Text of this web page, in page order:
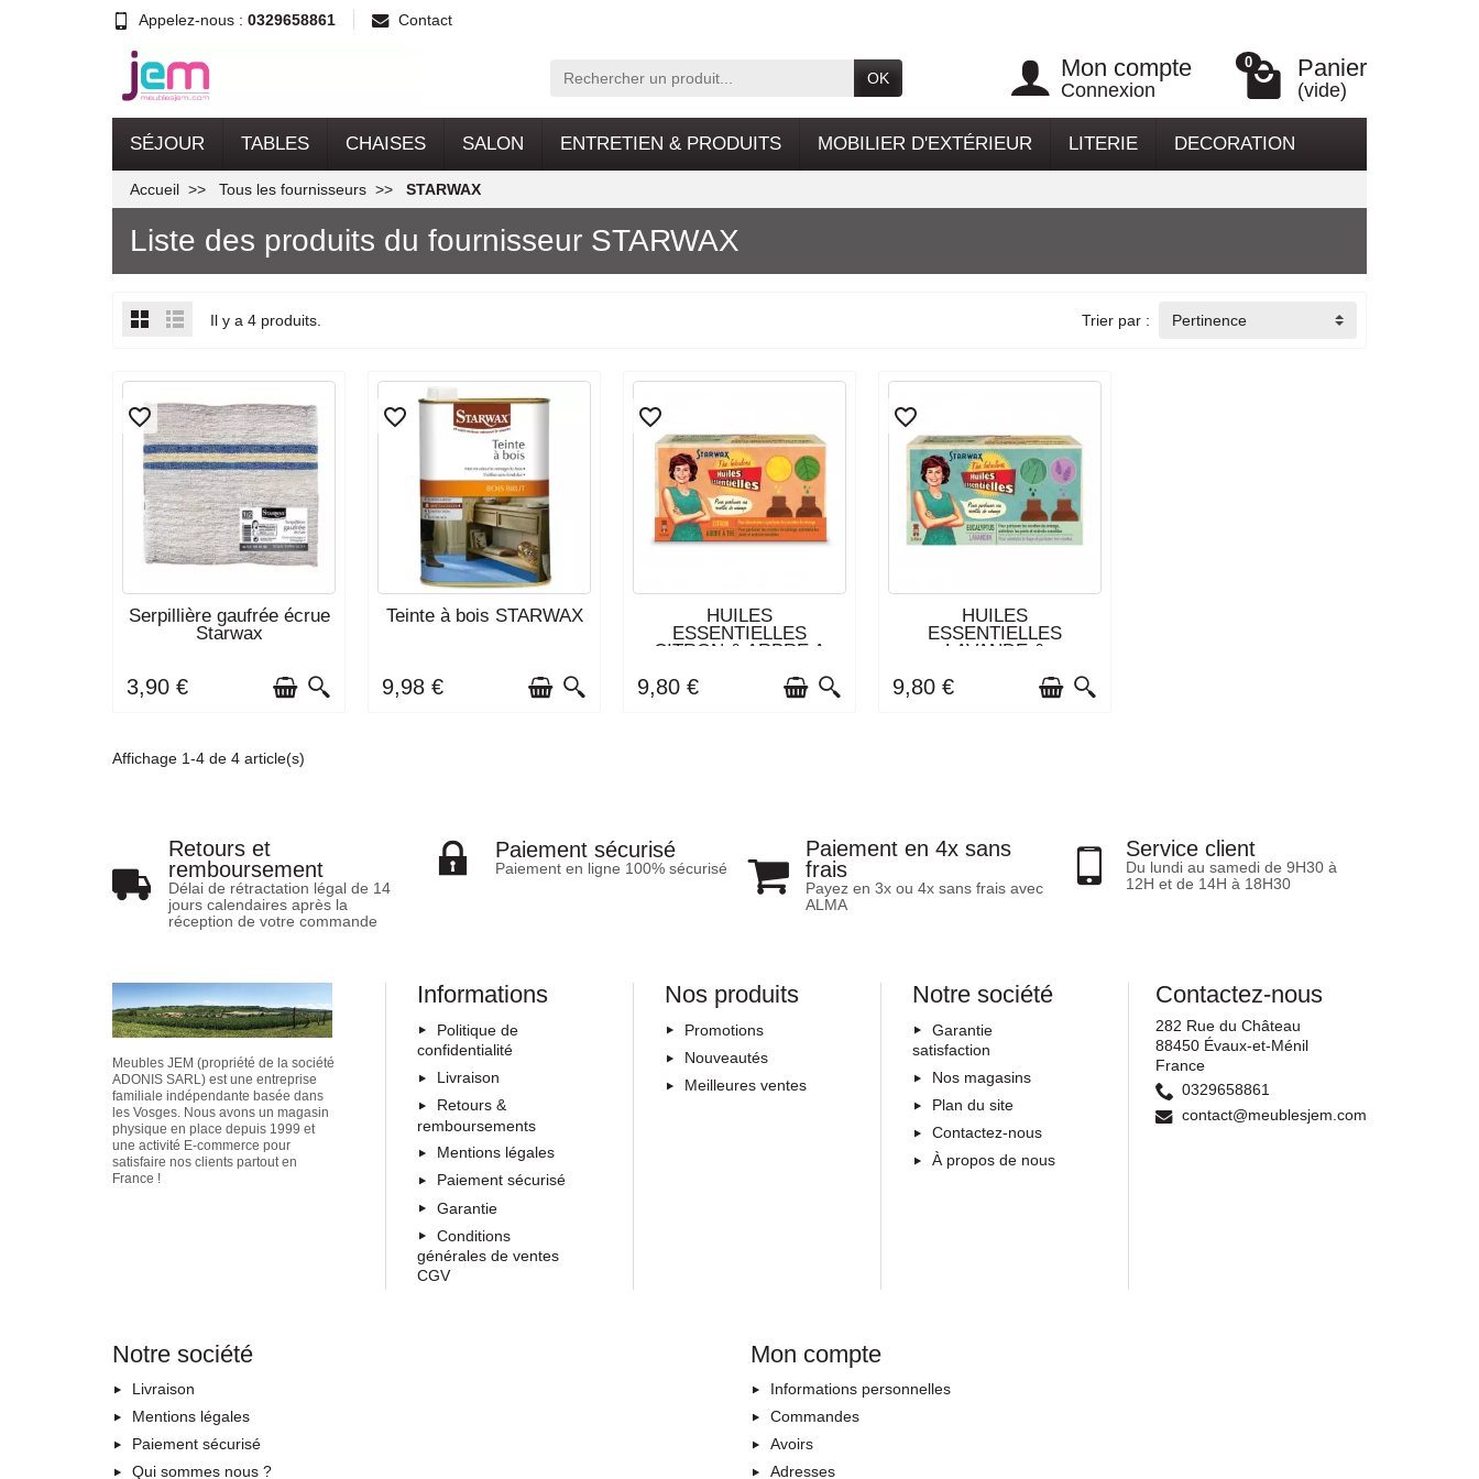
Appelez-nous : 0329658861 Contact
OK Mon compte
Connexion
0 Panier
(vide)
SÉJOUR TABLES CHAISES SALON ENTRETIEN & PRODUITS MOBILIER D'EXTÉRIEUR LITERIE DECORATION
Accueil Tous les fournisseurs STARWAX
Liste des produits du fournisseur STARWAX
Il y a 4 produits. Trier par : Pertinence
EN STOCK
favorite_border
Serpillière gaufrée écrue
Starwax
3,90 €
DÉLAI DE LIVRAISON : 3 À 4
favorite_border
Teinte à bois STARWAX
9,98 €
DERNIERS ARTICLES EN
STOCK
favorite_border
HUILES
ESSENTIELLES
CITRON & ARBRE A
9,80 €
DERNIERS ARTICLES EN
STOCK
favorite_border
HUILES
ESSENTIELLES
LAVANDE &
9,80 €
Affichage 1-4 de 4 article(s)
Retours et
remboursement
Délai de rétractation légal de 14
jours calendaires après la
réception de votre commande
Paiement sécurisé
Paiement en ligne 100% sécurisé
Paiement en 4x sans
frais
Payez en 3x ou 4x sans frais avec
ALMA
Service client
Du lundi au samedi de 9H30 à
12H et de 14H à 18H30
Meubles JEM (propriété de la société
ADONIS SARL) est une entreprise
familiale indépendante basée dans
les Vosges. Nous avons un magasin
physique en place depuis 1999 et
une activité E-commerce pour
satisfaire nos clients partout en
France !
Informations
Politique de
confidentialité
Livraison
Retours &
remboursements
Mentions légales
Paiement sécurisé
Garantie
Conditions
générales de ventes
CGV
Nos produits
Promotions
Nouveautés
Meilleures ventes
Notre société
Garantie
satisfaction
Nos magasins
Plan du site
Contactez-nous
À propos de nous
Contactez-nous
282 Rue du Château
88450 Évaux-et-Ménil
France
0329658861
contact@meublesjem.com
Notre société
Livraison
Mentions légales
Paiement sécurisé
Qui sommes nous ?
Mon compte
Informations personnelles
Commandes
Avoirs
Adresses